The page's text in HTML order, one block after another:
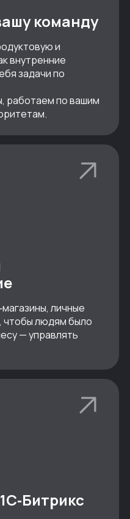
команду
и
внутренние
задачи по
работаем по вашим
личные
чтобы людям было
— управлять